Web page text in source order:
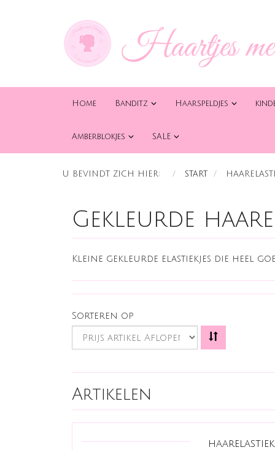
Home Banditz Haarspeldjes
Amberblokjes SALE
U BEVINDT ZICH HIER: START
Gekleurde
Kleine gekleurde elastiekjes die heel
Sorteren op
Artikelen